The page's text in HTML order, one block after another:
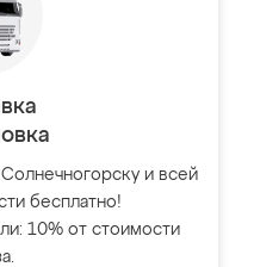
и всей
бесплатно!
10% от стоимости